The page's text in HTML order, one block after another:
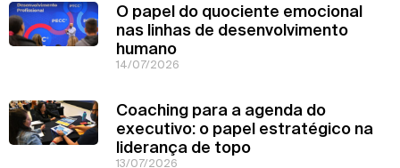
O papel do quociente emocional
nas linhas de desenvolvimento
humano
14/07/2026
Coaching para a agenda do
executivo: o papel estratégico na
liderança de topo
13/07/2026